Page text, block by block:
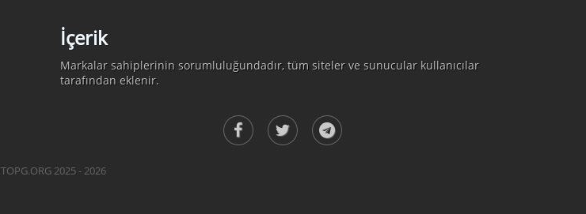
İçerik
Markalar sahiplerinin sorumluluğundadır, tüm siteler ve sunucular kullanıcılar
tarafından eklenir.
TOPG.ORG 2025 - 2026